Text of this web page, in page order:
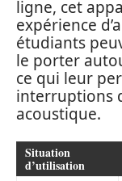
ligne, cet
expérience
étudiants
le porter
ce qui leur
interruptions
acoustique.
Situation
d’utilisation